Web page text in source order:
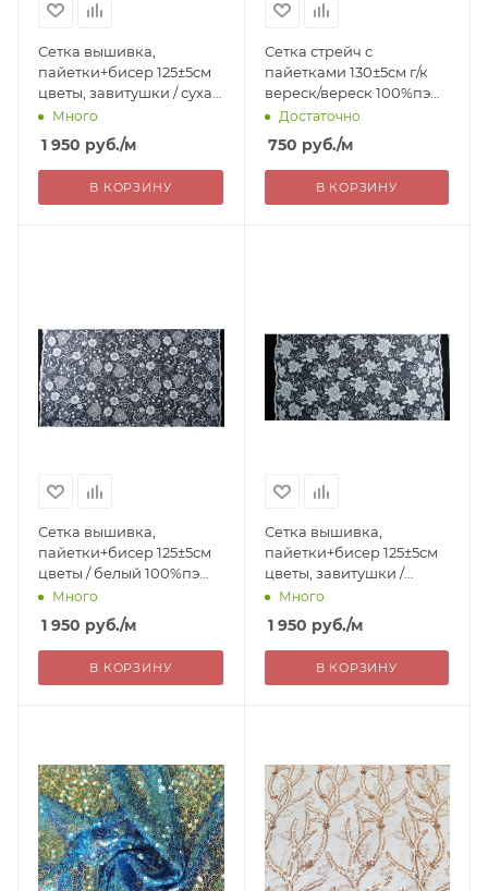
Сетка вышивка,
пайетки+бисер 125±5см
цветы, завитушки / сухая
роза 100%пэ Китай 1950=
Много
1 950 руб./м
В КОРЗИНУ
Сетка стрейч с
пайетками 130±5см г/к
вереск/вереск 100%пэ
Китай 750= уценка
Достаточно
750 руб./м
В КОРЗИНУ
Сетка вышивка,
пайетки+бисер 125±5см
цветы / белый 100%пэ
Китай 1950=
Много
1 950 руб./м
В КОРЗИНУ
Сетка вышивка,
пайетки+бисер 125±5см
цветы, завитушки /
белый 100%пэ Китай
Много
1 950 руб./м
В КОРЗИНУ